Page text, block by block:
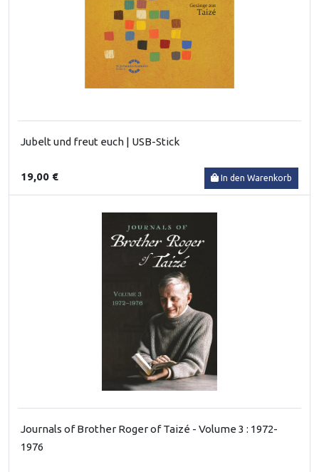
Jubelt und freut euch | USB-Stick
19,00 € In den Warenkorb
Journals of Brother Roger of Taizé - Volume 3 : 1972-
1976